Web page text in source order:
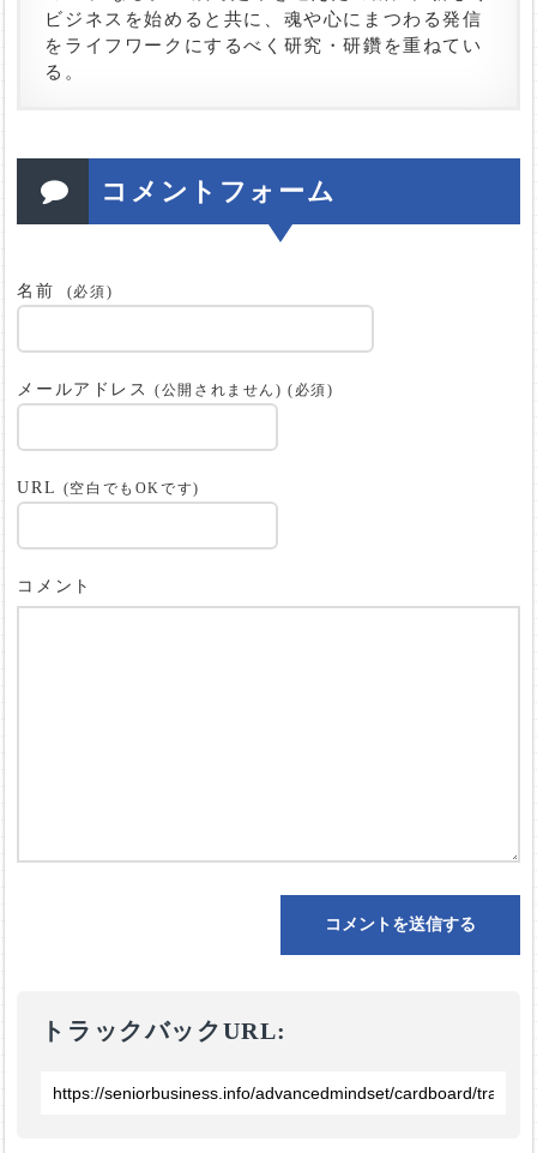
ビジネスを始めると共に、魂や心にまつわる発信
をライフワークにするべく研究・研鑽を重ねてい
る。
コメントフォーム
名前 (必須)
メールアドレス(公開されません) (必須)
URL (空白でもOKです)
コメント
トラックバックURL: